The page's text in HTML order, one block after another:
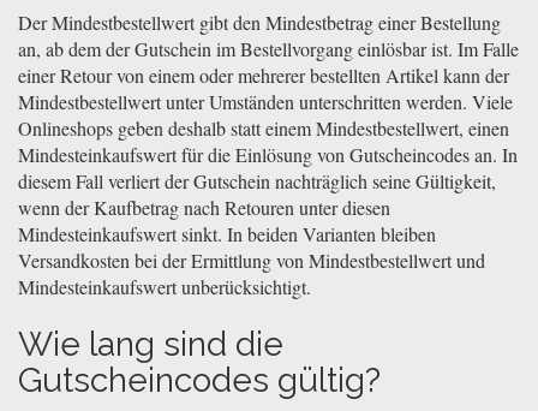
Der Mindestbestellwert gibt den Mindestbetrag einer Bestellung
an, ab dem der Gutschein im Bestellvorgang einlösbar ist. Im Falle
einer Retour von einem oder mehrerer bestellten Artikel kann der
Mindestbestellwert unter Umständen unterschritten werden. Viele
Onlineshops geben deshalb statt einem Mindestbestellwert, einen
Mindesteinkaufswert für die Einlösung von Gutscheincodes an. In
diesem Fall verliert der Gutschein nachträglich seine Gültigkeit,
wenn der Kaufbetrag nach Retouren unter diesen
Mindesteinkaufswert sinkt. In beiden Varianten bleiben
Versandkosten bei der Ermittlung von Mindestbestellwert und
Mindesteinkaufswert unberücksichtigt.
Wie lang sind die
Gutscheincodes gültig?